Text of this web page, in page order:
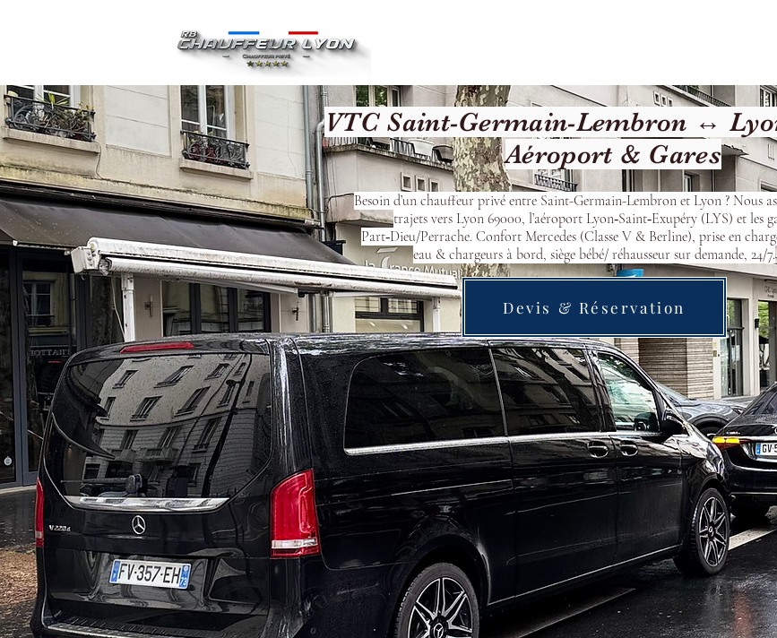
VTC Saint-Germain-Lembron ↔
Aéroport & Gares
Besoin d’un chauffeur privé entre Saint-Germain-Lembron et Lyon ? Nous
trajets vers Lyon 69000, l’aéroport Lyon‑Saint‑Exupéry (LYS) et les
Part‑Dieu/Perrache. Confort Mercedes (Classe V & Berline), prise en
eau & chargeurs à bord, siège bébé/ réhausseur sur demande, 24/7.
Devis & Réservation